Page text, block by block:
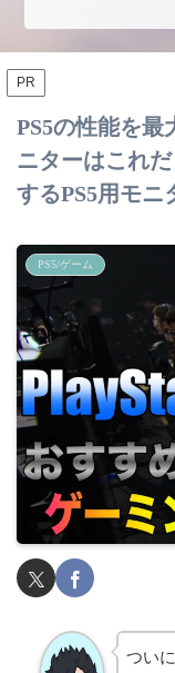
PR
PS5の性能を
ニターはこれ
するPS5用モニ
PS5/ゲーム
つい